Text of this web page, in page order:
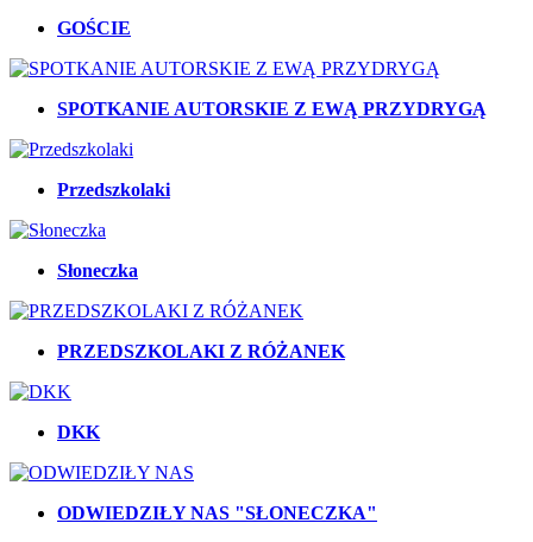
GOŚCIE
SPOTKANIE AUTORSKIE Z EWĄ PRZYDRYGĄ
Przedszkolaki
Słoneczka
PRZEDSZKOLAKI Z RÓŻANEK
DKK
ODWIEDZIŁY NAS "SŁONECZKA"